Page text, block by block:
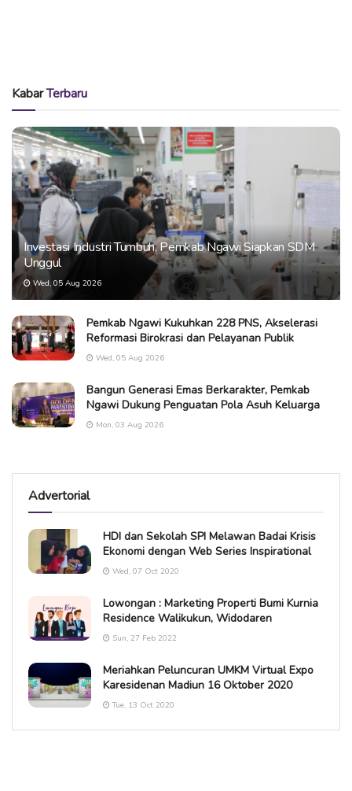
KabarTerbaru
Investasi Industri Tumbuh, Pemkab Ngawi Siapkan SDM
Unggul
Wed, 05 Aug 2026
Pemkab Ngawi Kukuhkan 228 PNS, Akselerasi
Reformasi Birokrasi dan Pelayanan Publik
Wed, 05 Aug 2026
Bangun Generasi Emas Berkarakter, Pemkab
Ngawi Dukung Penguatan Pola Asuh Keluarga
Mon, 03 Aug 2026
Advertorial
HDI dan Sekolah SPI Melawan Badai Krisis
Ekonomi dengan Web Series Inspirational
Wed, 07 Oct 2020
Lowongan : Marketing Properti Bumi Kurnia
Residence Walikukun, Widodaren
Sun, 27 Feb 2022
Meriahkan Peluncuran UMKM Virtual Expo
Karesidenan Madiun 16 Oktober 2020
Tue, 13 Oct 2020